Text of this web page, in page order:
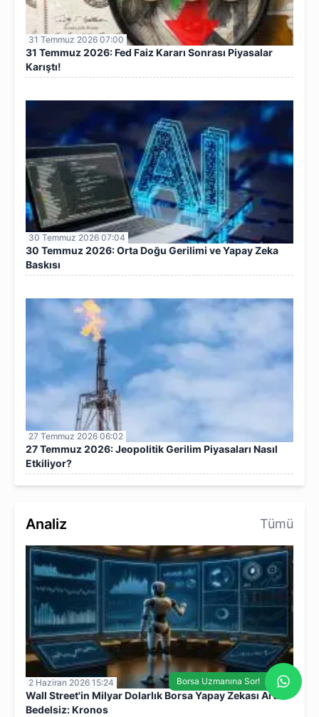
31 Temmuz 2026 07:00
31 Temmuz 2026: Fed Faiz Kararı Sonrası Piyasalar
Karıştı!
30 Temmuz 2026 07:04
30 Temmuz 2026: Orta Doğu Gerilimi ve Yapay Zeka
Baskısı
27 Temmuz 2026 06:02
27 Temmuz 2026: Jeopolitik Gerilim Piyasaları Nasıl
Etkiliyor?
Analiz Tümü
2 Haziran 2026 15:24
Wall Street'in Milyar Dolarlık Borsa Yapay Zekası Artık
Bedelsiz: Kronos
Borsa Uzmanına Sor!